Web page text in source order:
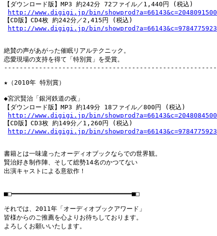
【ダウンロード版】MP3 約242分 72ファイル／1,440円 (税込)
http://www.digigi.jp/bin/
【CD版】CD4枚 約242分／2,415円 (税込)
http://www.digigi.jp/bin/
絶賛の声があがった催眠リアルテクニック。
恋愛現場の支持を得て「特別賞」を受賞。
★（2010年 特別賞）
◆宮沢賢治「銀河鉄道の夜」
【ダウンロード版】MP3 約149分 18ファイル／800円 (税込)
http://www.digigi.jp/bin/
【CD版】CD3枚 約149分／1,260円 (税込)
http://www.digigi.jp/bin/
書籍とは一味違ったオーディオブックならでの世界観。
賢治好き制作陣、そして総勢14名のかつてない
出演キャストによる意欲作！
■□━━━━━━━━━━━━━━━━━━━━━━━━━━━━━━━■□
それでは、2011年「オーディオブックアワード」
皆様からのご推薦を心よりお待ちしております。
よろしくお願いいたします。